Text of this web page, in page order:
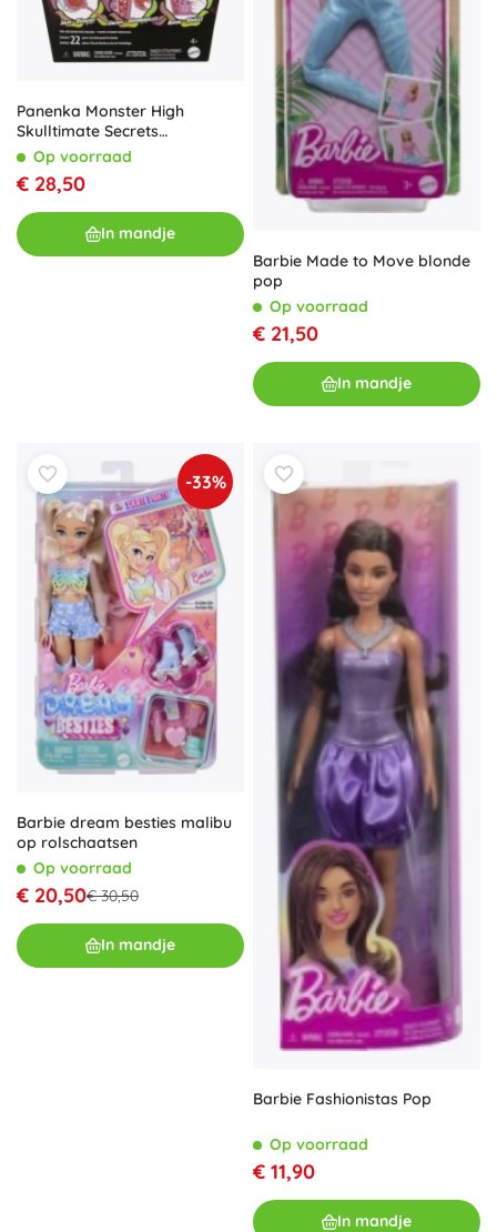
Panenka Monster High
Skulltimate Secrets
Mysterieuze Tuin Draculaura
Op voorraad
€ 28,50
In mandje
Barbie Made to Move blonde
pop
Op voorraad
€ 21,50
In mandje
-33%
Barbie dream besties malibu
op rolschaatsen
Op voorraad
€ 20,50€ 30,50
In mandje
Barbie Fashionistas Pop
Op voorraad
€ 11,90
In mandje